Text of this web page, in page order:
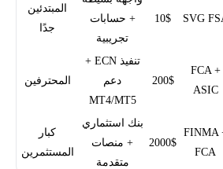
SVG
10$
+ حسابات
تجريبية
المبتدئين
جدًا
FCA +
ASIC
200$
تنفيذ ECN +
دعم
MT4/MT5
المحترفين
FINMA
FCA
2000$
بنك استثماري
+ منصات
متقدمة
كبار
المستثمرين